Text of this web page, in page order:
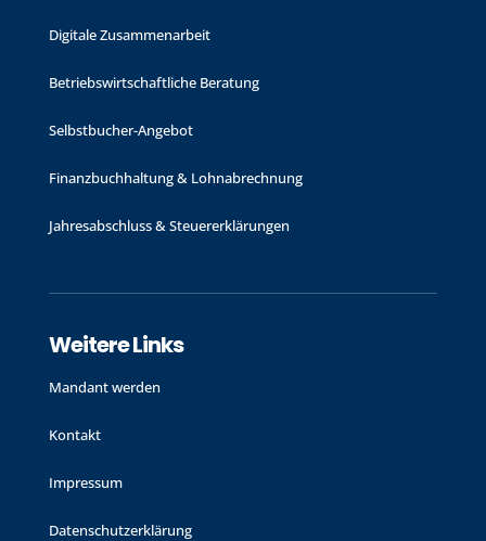
Digitale Zusammenarbeit
Betriebswirtschaftliche Beratung
Selbstbucher-Angebot
Finanzbuchhaltung & Lohnabrechnung
Jahres­abschluss & Steuer­erklärungen
Weitere Links
Mandant werden
Kontakt
Impressum
Datenschutzerklärung